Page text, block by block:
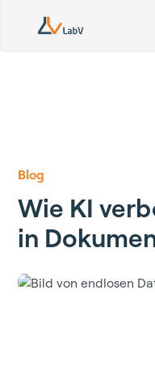
Blog
Wie KI
in